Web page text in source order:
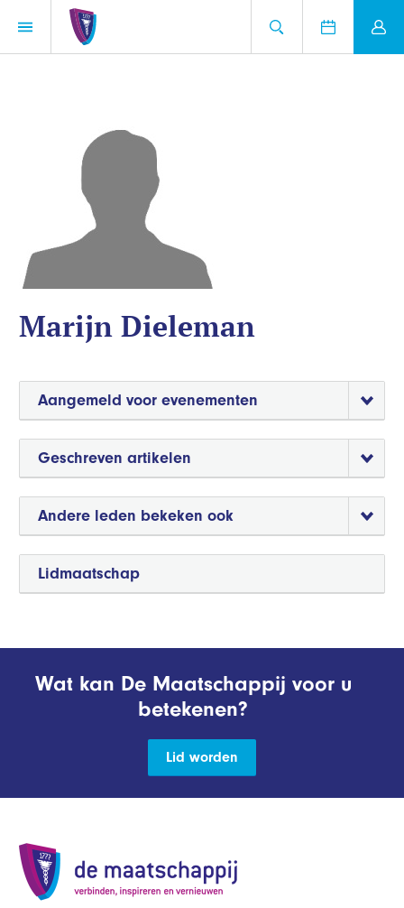
Lidmaatschap
Marijn Dieleman
Aangemeld voor evenementen
Geschreven artikelen
Andere leden bekeken ook
Wat kan De Maatschappij voor u
betekenen?
Lid worden